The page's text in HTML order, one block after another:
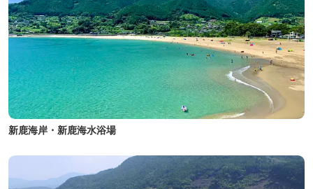
新鹿海岸・新鹿海水浴場